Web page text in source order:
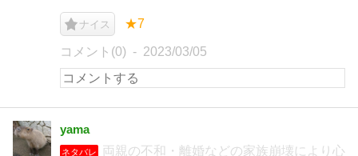
ナイス ★7
コメント(0) 2023/03/05
yama
ネタバレ
両親の不和・離婚などの家族崩壊により心